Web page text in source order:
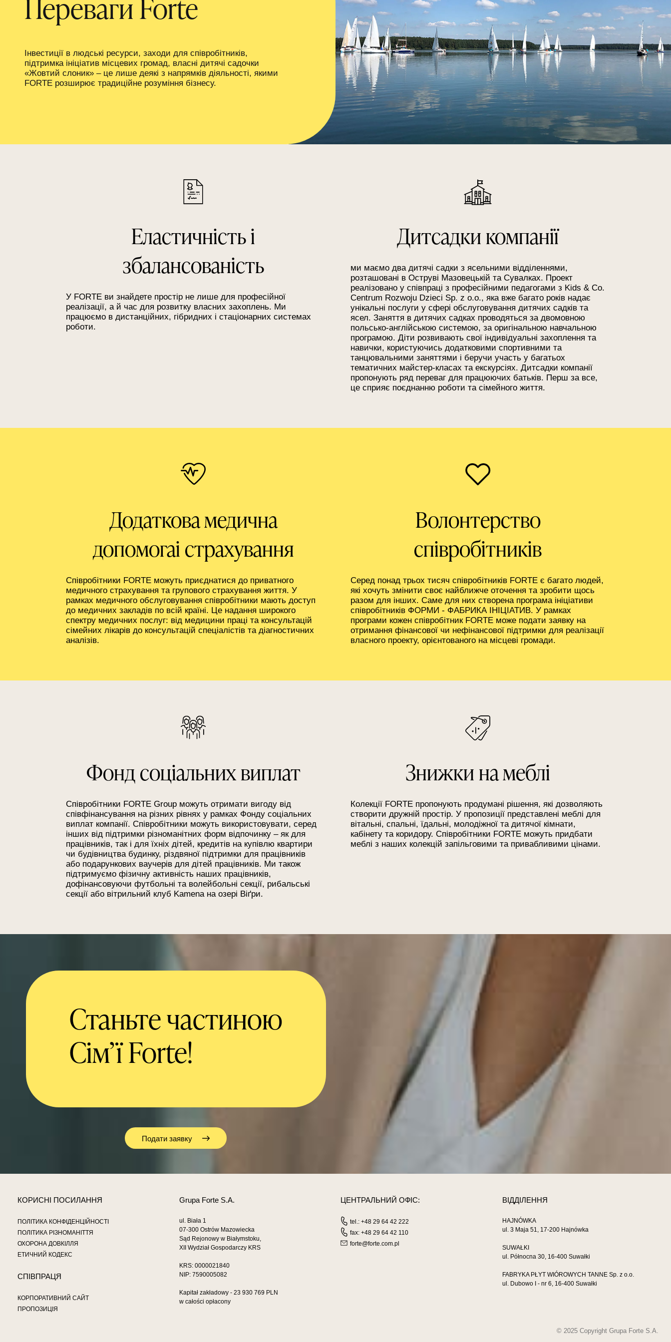
Переваги Forte
Інвестиції в людські ресурси, заходи для співробітників,
підтримка ініціатив місцевих громад, власні дитячі садочки
«Жовтий слоник» – це лише деякі з напрямків діяльності, якими
FORTE розширює традиційне розуміння бізнесу.
Еластичність і
збалансованість
У FORTE ви знайдете простір не лише для професійної
реалізації, а й час для розвитку власних захоплень. Ми
працюємо в дистанційних, гібридних і стаціонарних системах
роботи.
Дитсадки компанії
ми маємо два дитячі садки з ясельними відділеннями,
розташовані в Оструві Мазовецькій та Сувалках. Проект
реалізовано у співпраці з професійними педагогами з Kids & Co.
Centrum Rozwoju Dzieci Sp. z o.o., яка вже багато років надає
унікальні послуги у сфері обслуговування дитячих садків та
ясел. Заняття в дитячих садках проводяться за двомовною
польсько-англійською системою, за оригінальною навчальною
програмою. Діти розвивають свої індивідуальні захоплення та
навички, користуючись додатковими спортивними та
танцювальними заняттями і беручи участь у багатьох
тематичних майстер-класах та екскурсіях. Дитсадки компанії
пропонують ряд переваг для працюючих батьків. Перш за все,
це сприяє поєднанню роботи та сімейного життя.
Додаткова медична
допомогаі страхування
Співробітники FORTE можуть приєднатися до приватного
медичного страхування та групового страхування життя. У
рамках медичного обслуговування співробітники мають доступ
до медичних закладів по всій країні. Це надання широкого
спектру медичних послуг: від медицини праці та консультацій
сімейних лікарів до консультацій спеціалістів та діагностичних
аналізів.
Волонтерство
співробітників
Серед понад трьох тисяч співробітників FORTE є багато людей,
які хочуть змінити своє найближче оточення та зробити щось
разом для інших. Саме для них створена програма ініціативи
співробітників ФОРМИ - ФАБРИКА ІНІЦІАТИВ. У рамках
програми кожен співробітник FORTE може подати заявку на
отримання фінансової чи нефінансової підтримки для реалізації
власного проекту, орієнтованого на місцеві громади.
Фонд соціальних виплат
Співробітники FORTE Group можуть отримати вигоду від
співфінансування на різних рівнях у рамках Фонду соціальних
виплат компанії. Співробітники можуть використовувати, серед
інших від підтримки різноманітних форм відпочинку – як для
працівників, так і для їхніх дітей, кредитів на купівлю квартири
чи будівництва будинку, різдвяної підтримки для працівників
або подарункових ваучерів для дітей працівників. Ми також
підтримуємо фізичну активність наших працівників,
дофінансовуючи футбольні та волейбольні секції, рибальські
секції або вітрильний клуб Kamena на озері Віґри.
Знижки на меблі
Колекції FORTE пропонують продумані рішення, які дозволяють
створити дружній простір. У пропозиції представлені меблі для
вітальні, спальні, їдальні, молодіжної та дитячої кімнати,
кабінету та коридору. Співробітники FORTE можуть придбати
меблі з наших колекцій запільговими та привабливими цінами.
Станьте частиною
Сім’ї Forte!
Подати заявку
КОРИСНІ ПОСИЛАННЯ
ПОЛІТИКА КОНФІДЕНЦІЙНОСТІ
ПОЛІТИКА РІЗНОМАНІТТЯ
ОХОРОНА ДОВКІЛЛЯ
ЕТИЧНИЙ КОДЕКС
СПІВПРАЦЯ
КОРПОРАТИВНИЙ САЙТ
ПРОПОЗИЦІЯ
Grupa Forte S.A.
ul. Biała 1
07-300 Ostrów Mazowiecka
Sąd Rejonowy w Białymstoku,
XII Wydział Gospodarczy KRS
KRS: 0000021840
NIP: 7590005082
Kapitał zakładowy - 23 930 769 PLN
w całości opłacony
ЦЕНТРАЛЬНИЙ ОФІС:
tel.: +48 29 64 42 222
fax: +48 29 64 42 110
forte@forte.com.pl
ВІДДІЛЕННЯ
HAJNÓWKA
ul. 3 Maja 51, 17-200 Hajnówka
SUWAŁKI
ul. Północna 30, 16-400 Suwałki
FABRYKA PŁYT WIÓROWYCH TANNE Sp. z o.o.
ul. Dubowo I - nr 6, 16-400 Suwałki
© 2025 Copyright Grupa Forte S.A.